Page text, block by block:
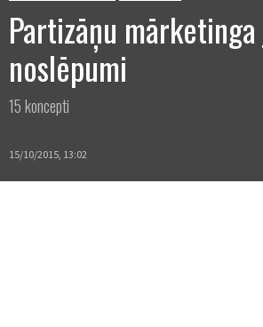
Partizāņu
noslēpumi
15 koncepti
15/10/2015, 13:02